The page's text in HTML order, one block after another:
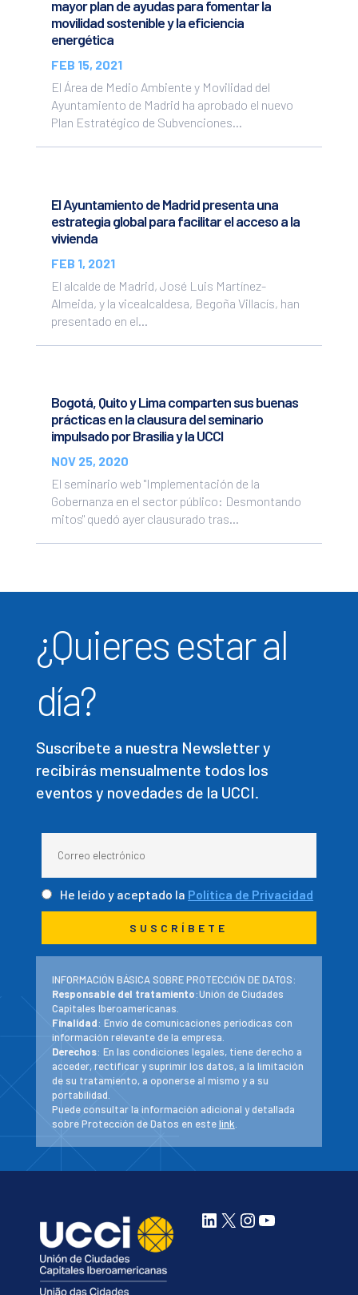
mayor plan de ayudas para fomentar la
movilidad sostenible y la eficiencia
energética
FEB 15, 2021
El Área de Medio Ambiente y Movilidad del
Ayuntamiento de Madrid ha aprobado el nuevo
Plan Estratégico de Subvenciones...
El Ayuntamiento de Madrid presenta una
estrategia global para facilitar el acceso a la
vivienda
FEB 1, 2021
El alcalde de Madrid, José Luis Martínez-
Almeida, y la vicealcaldesa, Begoña Villacís, han
presentado en el...
Bogotá, Quito y Lima comparten sus buenas
prácticas en la clausura del seminario
impulsado por Brasilia y la UCCI
NOV 25, 2020
El seminario web "Implementación de la
Gobernanza en el sector público: Desmontando
mitos" quedó ayer clausurado tras...
¿Quieres estar al
día?
Suscríbete a nuestra Newsletter y
recibirás mensualmente todos los
eventos y novedades de la UCCI.
He leído y aceptado la Política de Privacidad
INFORMACIÓN BÁSICA SOBRE PROTECCIÓN DE DATOS:
Responsable del tratamiento:Unión de Ciudades
Capitales Iberoamericanas.
Finalidad: Envío de comunicaciones periodicas con
información relevante de la empresa.
Derechos: En las condiciones legales, tiene derecho a
acceder, rectificar y suprimir los datos, a la limitación
de su tratamiento, a oponerse al mismo y a su
portabilidad.
Puede consultar la información adicional y detallada
sobre Protección de Datos en estelink
LinkedIn
X Instagram
YouTube